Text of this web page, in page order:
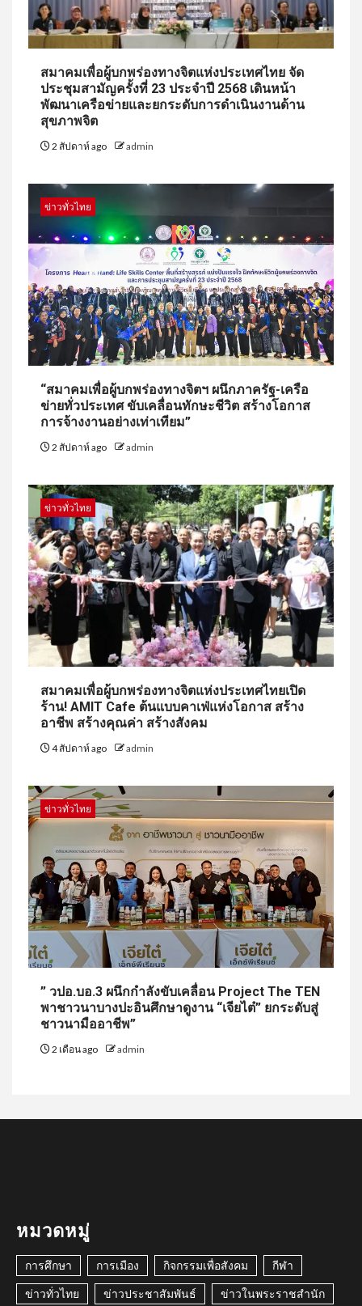
สมาคมเพื่อผู้บกพร่องทางจิตแห่งประเทศไทย จัด
ประชุมสามัญครั้งที่ 23 ประจำปี 2568 เดินหน้า
พัฒนาเครือข่ายและยกระดับการดำเนินงานด้าน
สุขภาพจิต
2 สัปดาห์ ago admin
ข่าวทั่วไทย
“สมาคมเพื่อผู้บกพร่องทางจิตฯ ผนึกภาครัฐ-เครือ
ข่ายทั่วประเทศ ขับเคลื่อนทักษะชีวิต สร้างโอกาส
การจ้างงานอย่างเท่าเทียม”
2 สัปดาห์ ago admin
ข่าวทั่วไทย
สมาคมเพื่อผู้บกพร่องทางจิตแห่งประเทศไทยเปิด
ร้าน! AMIT Cafe ต้นแบบคาเฟ่แห่งโอกาส สร้าง
อาชีพ สร้างคุณค่า สร้างสังคม
4 สัปดาห์ ago admin
ข่าวทั่วไทย
” วปอ.บอ.3 ผนึกกำลังขับเคลื่อน Project The TEN
พาชาวนาบางปะอินศึกษาดูงาน “เจียไต๋” ยกระดับสู่
ชาวนามืออาชีพ”
2 เดือน ago admin
หมวดหมู่
การศึกษา การเมือง กิจกรรมเพื่อสังคม กีฬา
ข่าวทั่วไทย ข่าวประชาสัมพันธ์ ข่าวในพระราชสำนัก